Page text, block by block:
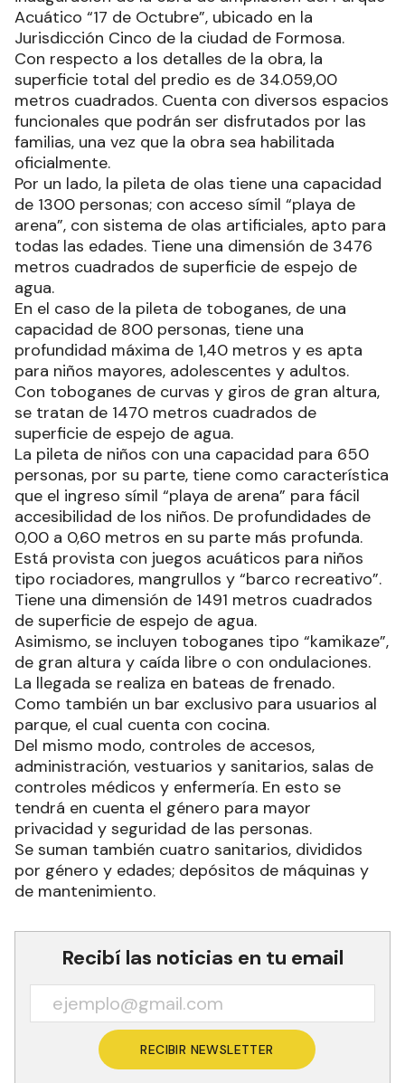
Acuático “17 de Octubre”, ubicado en la
Jurisdicción Cinco de la ciudad de Formosa.
Con respecto a los detalles de la obra, la
superficie total del predio es de 34.059,00
metros cuadrados. Cuenta con diversos espacios
funcionales que podrán ser disfrutados por las
familias, una vez que la obra sea habilitada
oficialmente.
Por un lado, la pileta de olas tiene una capacidad
de 1300 personas; con acceso símil “playa de
arena”, con sistema de olas artificiales, apto para
todas las edades. Tiene una dimensión de 3476
metros cuadrados de superficie de espejo de
agua.
En el caso de la pileta de toboganes, de una
capacidad de 800 personas, tiene una
profundidad máxima de 1,40 metros y es apta
para niños mayores, adolescentes y adultos.
Con toboganes de curvas y giros de gran altura,
se tratan de 1470 metros cuadrados de
superficie de espejo de agua.
La pileta de niños con una capacidad para 650
personas, por su parte, tiene como característica
que el ingreso símil “playa de arena” para fácil
accesibilidad de los niños. De profundidades de
0,00 a 0,60 metros en su parte más profunda.
Está provista con juegos acuáticos para niños
tipo rociadores, mangrullos y “barco recreativo”.
Tiene una dimensión de 1491 metros cuadrados
de superficie de espejo de agua.
Asimismo, se incluyen toboganes tipo “kamikaze”,
de gran altura y caída libre o con ondulaciones.
La llegada se realiza en bateas de frenado.
Como también un bar exclusivo para usuarios al
parque, el cual cuenta con cocina.
Del mismo modo, controles de accesos,
administración, vestuarios y sanitarios, salas de
controles médicos y enfermería. En esto se
tendrá en cuenta el género para mayor
privacidad y seguridad de las personas.
Se suman también cuatro sanitarios, divididos
por género y edades; depósitos de máquinas y
de mantenimiento.
Recibí las noticias en tu email
RECIBIR NEWSLETTER